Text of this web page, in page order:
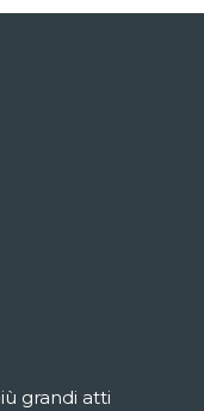
grandi atti